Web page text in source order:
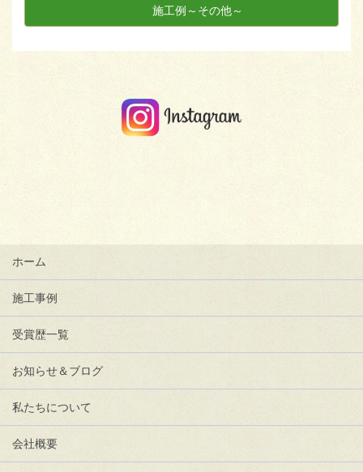
施工例～その他～
ホーム
施工事例
受賞歴一覧
お知らせ＆ブログ
私たちについて
会社概要